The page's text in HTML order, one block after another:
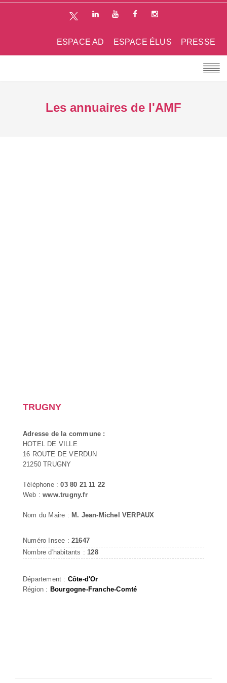
PRESSE
ESPACE ÉLUS
ESPACE AD
Les annuaires de l'AMF
TRUGNY
Adresse de la commune :
HOTEL DE VILLE
16 ROUTE DE VERDUN
21250 TRUGNY
Téléphone :03 80 21 11 22
Web :www.trugny.fr
Nom du Maire : M. Jean-Michel VERPAUX
Numéro Insee : 21647
Nombre d'habitants : 128
Département : Côte-d'Or
Région : Bourgogne-Franche-Comté